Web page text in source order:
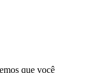
que você